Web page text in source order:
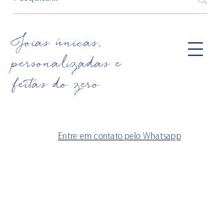
Joias únicas,
personalizadas e
feitas do zero
Entre em contato pelo Whatsapp